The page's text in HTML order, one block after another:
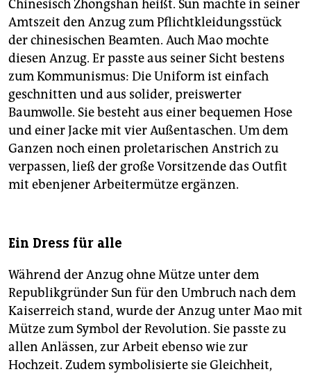
Chinesisch Zhongshan heißt. Sun machte in seiner
Amtszeit den Anzug zum Pflichtkleidungsstück
der chinesischen Beamten. Auch Mao mochte
diesen Anzug. Er passte aus seiner Sicht bestens
zum Kommunismus: Die Uniform ist einfach
geschnitten und aus solider, preiswerter
Baumwolle. Sie besteht aus einer bequemen Hose
und einer Jacke mit vier Außentaschen. Um dem
Ganzen noch einen proletarischen Anstrich zu
verpassen, ließ der große Vorsitzende das Outfit
mit ebenjener Arbeitermütze ergänzen.
Ein Dress für alle
Während der Anzug ohne Mütze unter dem
Republikgründer Sun für den Umbruch nach dem
Kaiserreich stand, wurde der Anzug unter Mao mit
Mütze zum Symbol der Revolution. Sie passte zu
allen Anlässen, zur Arbeit ebenso wie zur
Hochzeit. Zudem symbolisierte sie Gleichheit,